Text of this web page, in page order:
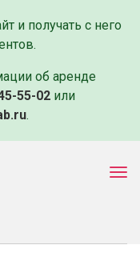
и получать с него
об аренде
55-02 или
.